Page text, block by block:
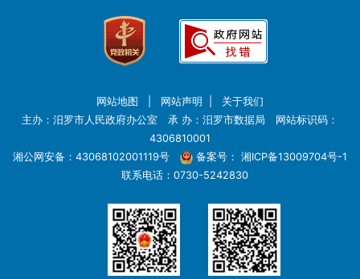
网站地图 网站声明
关于我们
主办：汨罗市人民政府办公室 承 办：汨罗市数据局 网站标识码：
4306810001
湘公网安备：43068102001119号
备案号： 湘ICP备13009704号-1
联系电话：0730-5242830